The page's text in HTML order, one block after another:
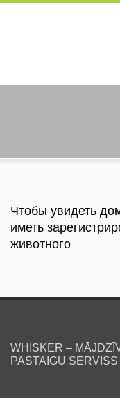
Чтобы увидеть
иметь
животного
WHISKER –
PASTAIGU SERVISS